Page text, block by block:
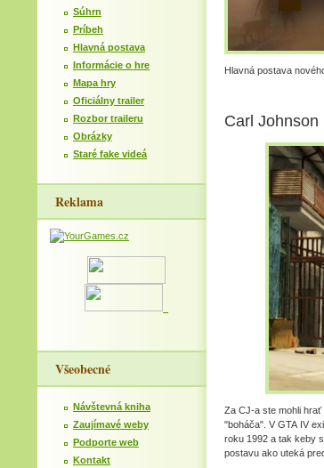
Súhrn
Príbeh
Hlavná postava
Informácie o hre
Mapa hry
Oficiálny trailer
Rozbor traileru
Obrázky
Staré fake videá
Reklama
Všeobecné
Návštevná kniha
Zaujímavé weby
Podporte web
Kontakt
Hlavná postava
Carl Johnson
Za CJ-a ste mohli
"boháča". V GTA IV
roku 1992 a tak keby
postavu ako uteká